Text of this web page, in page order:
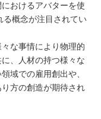
おけるアバターを使
る概念が注目されてい
な事情により物理的
、人材の持つ様々な
域での雇用創出や、
方の創造が期待され